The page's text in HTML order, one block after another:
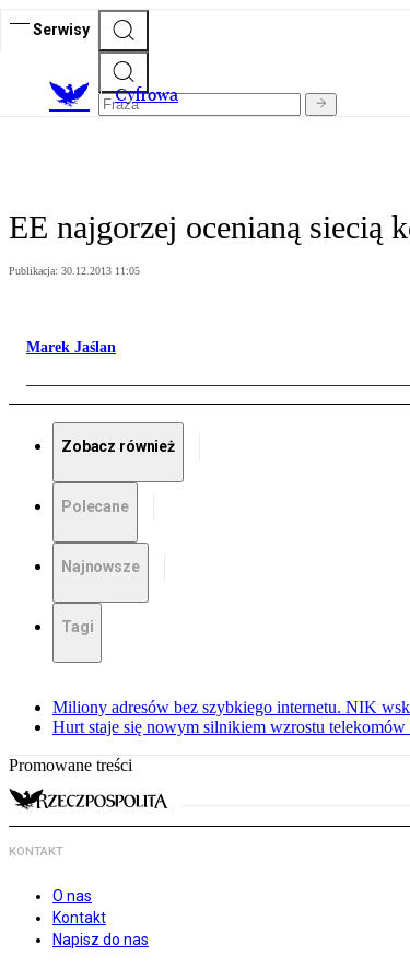
Serwisy
Cyfrowa
EE najgorzej ocenianą
Publikacja: 30.12.2013 11:05
Marek Jaślan
Zobacz również
Polecane
Najnowsze
Tagi
Miliony adresów bez szybkiego internetu. NIK
Hurt staje się nowym silnikiem wzrostu telekomów
Promowane treści
KONTAKT
O nas
Kontakt
Napisz do nas